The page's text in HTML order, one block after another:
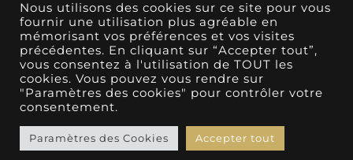
← 1 2 3 4 5 6 7
8 →
© 2026 AltGuard
Nous utilisons des cookies sur ce site pour vous
fournir une utilisation plus agréable en
mémorisant vos préférences et vos visites
précédentes. En cliquant sur “Accepter tout”,
vous consentez à l'utilisation de TOUT les
cookies. Vous pouvez vous rendre sur
"Paramètres des cookies" pour contrôler votre
consentement.
Paramètres des Cookies Accepter tout